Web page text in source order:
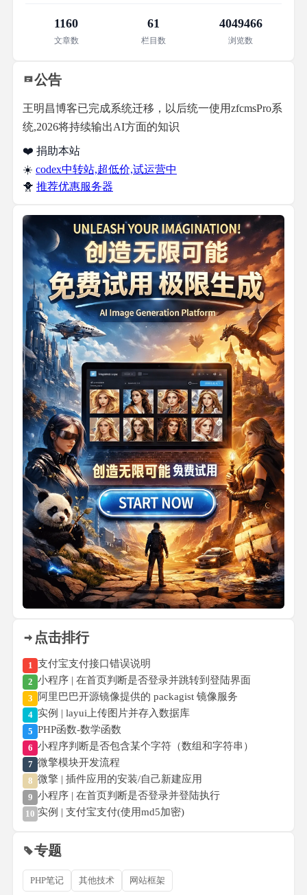
1160
文章数
61
栏目数
4049466
浏览数
公告
王明昌博客已完成系统迁移，以后统一使用zfcmsPro系
统,2026将持续输出AI方面的知识
❤️ 捐助本站
☀️ codex中转站,超低价,试运营中
🐥 推荐优惠服务器
点击排行
1 支付宝支付接口错误说明
2 小程序 | 在首页判断是否登录并跳转到登陆界面
3 阿里巴巴开源镜像提供的 packagist 镜像服务
4 实例 | layui上传图片并存入数据库
5 PHP函数-数学函数
6 小程序判断是否包含某个字符（数组和字符串）
7 微擎模块开发流程
8 微擎 | 插件应用的安装/自己新建应用
9 小程序 | 在首页判断是否登录并登陆执行
10 实例 | 支付宝支付(使用md5加密)
专题
PHP笔记 其他技术 网站框架